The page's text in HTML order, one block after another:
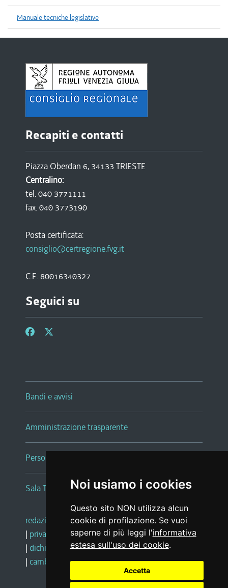
Noi usiamo i cookies
Questo sito NON utilizza alcun
cookie di profilazione. Se vuoi
saperne di più leggi l'informativa
estesa sull'uso dei cookie.
Accetta
Manuale tecniche legislative
Recapiti e contatti
Piazza Oberdan 6, 34133 TRIESTE
Centralino:
tel. 040 3771111
fax. 040 3773190
Posta certificata:
consiglio@certregione.fvg.it
C.F. 80016340327
Seguici su
Bandi e avvisi
Amministrazione trasparente
Persone e Uffici
Sala Tiziano Tessitori
redazione web |note legali |glossario
| privacy
social media policy
| dichiarazione di accessibilità |feedback
| cambio preferenze cookie